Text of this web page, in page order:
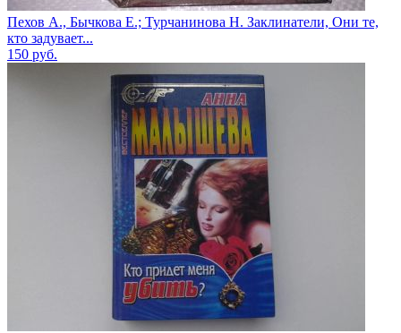
Пехов А., Бычкова Е.; Турчанинова Н. Заклинатели, Они те,
кто задувает...
150 руб.